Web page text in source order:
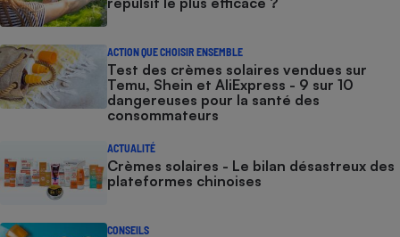
ACTION QUE CHOISIR ENSEMBLE
Test des crèmes solaires vendues sur
Temu, Shein et AliExpress - 9 sur 10
dangereuses pour la santé des
consommateurs
ACTUALITÉ
Crèmes solaires - Le bilan désastreux des
plateformes chinoises
CONSEILS